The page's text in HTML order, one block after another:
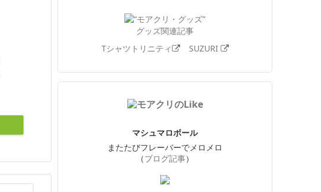
グッズ関連記事
Tシャツトリニティ
SUZURI
マシュマロボール
またたびフレーバーでメロメロ
（ブログ記事）